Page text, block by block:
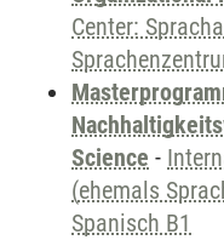
Center:
Science -
(ehemals
Spanisch B1